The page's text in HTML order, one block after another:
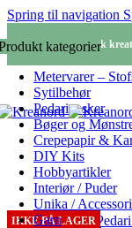
Spring til navigation
- Nordisk
kategorier
Metervarer –
Sytilbehør
Pedari æsker
Bøger og
Crepepapir &
DIY Kits
Hobbyartikler
Interiør / Puder
Unika /
Garn
IKKE PÅ LAGER
Se fuld størrelse